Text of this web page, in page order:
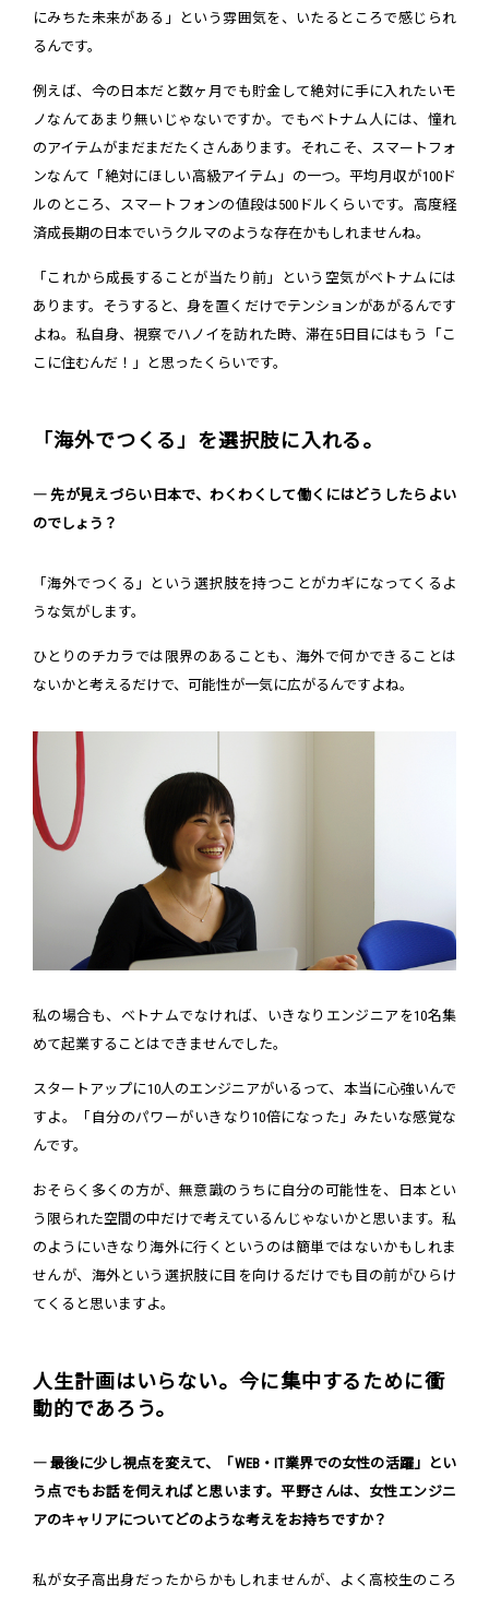
にみちた未来がある」という雰囲気を、いたるところで感じられ
るんです。
例えば、今の日本だと数ヶ月でも貯金して絶対に手に入れたいモ
ノなんてあまり無いじゃないですか。でもベトナム人には、憧れ
のアイテムがまだまだたくさんあります。それこそ、スマートフォ
ンなんて「絶対にほしい高級アイテム」の一つ。平均月収が100ド
ルのところ、スマートフォンの値段は500ドルくらいです。高度経
済成長期の日本でいうクルマのような存在かもしれませんね。
「これから成長することが当たり前」という空気がベトナムには
あります。そうすると、身を置くだけでテンションがあがるんです
よね。私自身、視察でハノイを訪れた時、滞在5日目にはもう「こ
こに住むんだ！」と思ったくらいです。
「海外でつくる」を選択肢に入れる。
― 先が見えづらい日本で、わくわくして働くにはどうしたらよい
のでしょう？
「海外でつくる」という選択肢を持つことがカギになってくるよ
うな気がします。
ひとりのチカラでは限界のあることも、海外で何かできることは
ないかと考えるだけで、可能性が一気に広がるんですよね。
私の場合も、ベトナムでなければ、いきなりエンジニアを10名集
めて起業することはできませんでした。
スタートアップに10人のエンジニアがいるって、本当に心強いんで
すよ。「自分のパワーがいきなり10倍になった」みたいな感覚な
んです。
おそらく多くの方が、無意識のうちに自分の可能性を、日本とい
う限られた空間の中だけで考えているんじゃないかと思います。私
のようにいきなり海外に行くというのは簡単ではないかもしれま
せんが、海外という選択肢に目を向けるだけでも目の前がひらけ
てくると思いますよ。
人生計画はいらない。今に集中するために衝
動的であろう。
― 最後に少し視点を変えて、「WEB・IT業界での女性の活躍」とい
う点でもお話を伺えればと思います。平野さんは、女性エンジニ
アのキャリアについてどのような考えをお持ちですか？
私が女子高出身だったからかもしれませんが、よく高校生のころ